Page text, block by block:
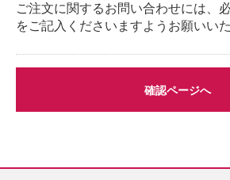
ご注文に関するお問い合わせには、
をご記入くださいますようお願いいた
確認ページへ